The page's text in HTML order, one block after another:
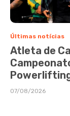
Últimas notícias
Atleta de
07/08/2026